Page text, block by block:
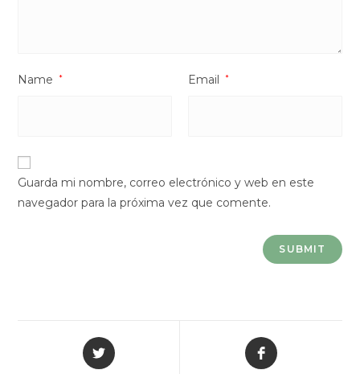
Name * Email *
Guarda mi nombre, correo electrónico y web en este
navegador para la próxima vez que comente.
Opens
in
Opens
in